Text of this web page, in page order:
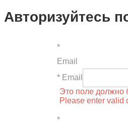
Авторизуйтесь
*
Email
* Email
Это поле должно
Please enter valid
*